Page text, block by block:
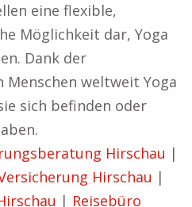
eine flexible,
Möglichkeit dar, Yoga
Dank der
weltweit Yoga
sich befinden oder
Hirschau |
Hirschau |
| Reisebüro